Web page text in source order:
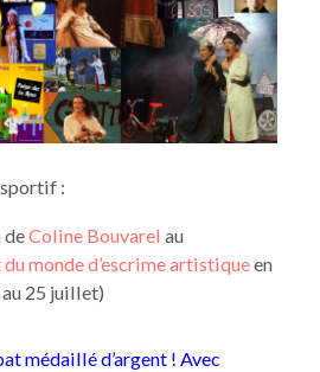
sportif :
Coline Bouvarel au
monde d’escrime artistiqueen
au 25 juillet)
médaillé d’argent ! Avec